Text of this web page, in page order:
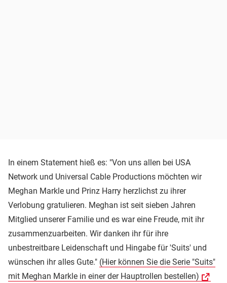
In einem Statement hieß es: "Von uns allen bei USA
Network und Universal Cable Productions möchten wir
Meghan Markle und Prinz Harry herzlichst zu ihrer
Verlobung gratulieren. Meghan ist seit sieben Jahren
Mitglied unserer Familie und es war eine Freude, mit ihr
zusammenzuarbeiten. Wir danken ihr für ihre
unbestreitbare Leidenschaft und Hingabe für 'Suits' und
wünschen ihr alles Gute." (Hier können Sie die Serie "Suits"
mit Meghan Markle in einer der Hauptrollen bestellen)